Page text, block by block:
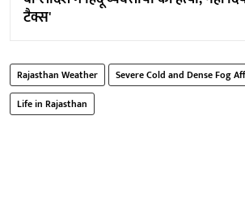
टैक्स'
Rajasthan Weather
Severe Cold and Dense Fog
Life in Rajasthan